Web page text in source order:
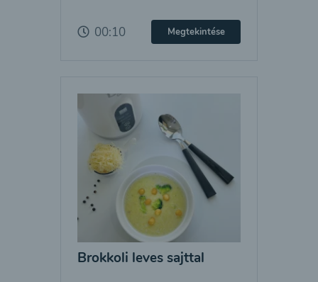
00:10 Megtekintése
Brokkoli leves sajttal